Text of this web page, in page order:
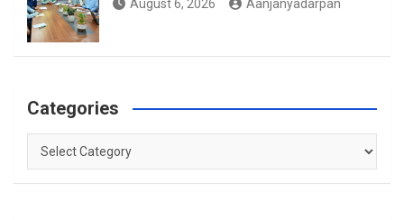
August 6, 2026 Aanjanyadarpan
Categories
Categories